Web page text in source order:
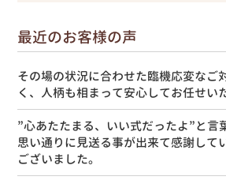
最近のお客様の声
その場の状況に合わせた臨機応変なご
く、人柄も相まって安心してお任せい
”心あたたまる、いい式だったよ”と言
思い通りに見送る事が出来て感謝して
ございました。